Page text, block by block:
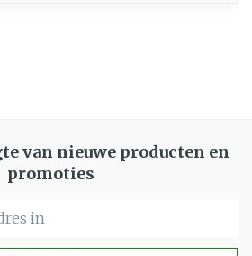
van nieuwe producten en
promoties